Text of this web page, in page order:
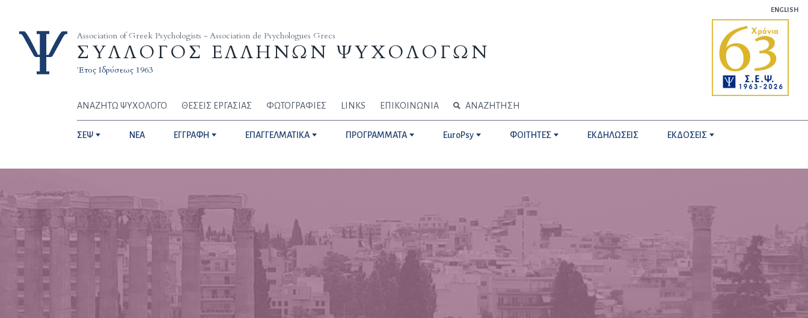
ENGLISH
Association of Greek Psychologists - Association de Psychologues Grecs
ΣΥΛΛΟΓΟΣ ΕΛΛΗΝΩΝ ΨΥΧΟΛΟΓΩΝ
Έτος Ιδρύσεως 1963
ΑΝΑΖΗΤΩ ΨΥΧΟΛΟΓΟ ΘΕΣΕΙΣ ΕΡΓΑΣΙΑΣ ΦΩΤΟΓΡΑΦΙΕΣ LINKS ΕΠΙΚΟΙΝΩΝΙΑ ΑΝΑΖΗΤΗΣΗ
ΣΕΨ NEA ΕΓΓΡΑΦΗ ΕΠΑΓΓΕΛΜΑΤΙΚΑ ΠΡΟΓΡΑΜΜΑΤΑ EuroPsy ΦΟΙΤΗΤΕΣ ΕΚΔΗΛΩΣΕΙΣ ΕΚΔΟΣΕΙΣ